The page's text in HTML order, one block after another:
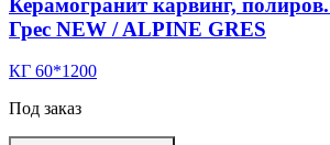
Грес NEW / ALPINE GRES
КГ 60*1200
Под заказ